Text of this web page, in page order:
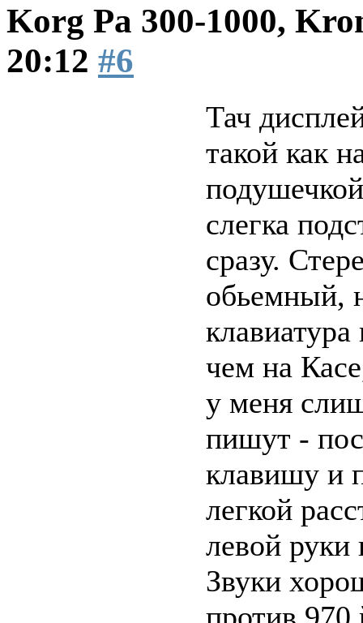
Korg Pa 300-1000,
20:12 #6
Тач
такой как
слегка
сразу.
обьемный,
чем на
у меня
пишут -
клавишу и
легкой
левой руки
Звуки